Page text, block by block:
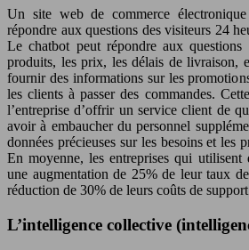
Un site web de commerce
répondre aux questions des visiteurs 24
Le chatbot peut répondre aux questions
produits, les prix, les délais de livraison,
fournir des informations sur les
les clients à passer des commandes.
l’entreprise d’offrir un service client de
avoir à embaucher du personnel
données précieuses sur les besoins et les
En moyenne, les entreprises qui utilisent
une augmentation de 25% de leur taux
réduction de 30% de leurs coûts de
L’intelligence collective